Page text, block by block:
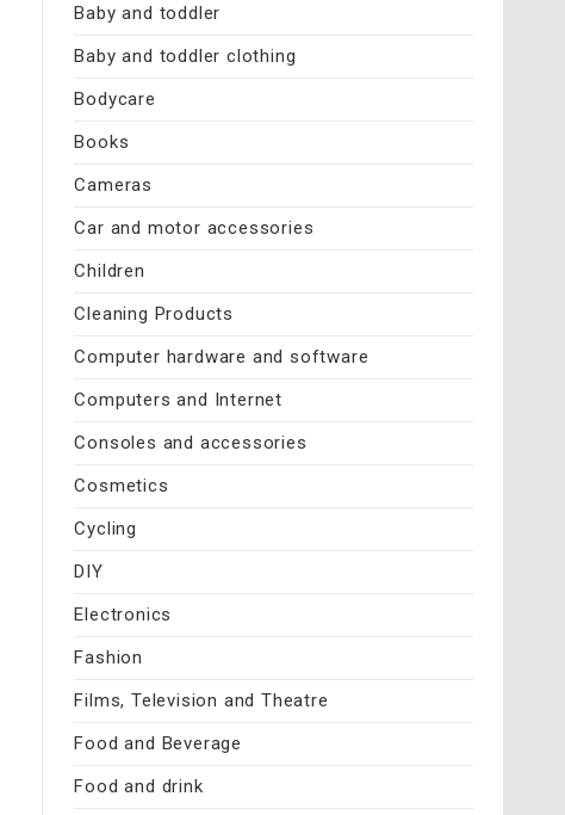
Baby and toddler
Baby and toddler clothing
Bodycare
Books
Cameras
Car and motor accessories
Children
Cleaning Products
Computer hardware and software
Computers and Internet
Consoles and accessories
Cosmetics
Cycling
DIY
Electronics
Fashion
Films, Television and Theatre
Food and Beverage
Food and drink